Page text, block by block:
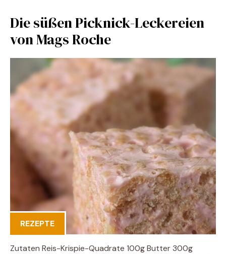
Die süßen Picknick-Leckereien
von Mags Roche
REZEPTE
Zutaten Reis-Krispie-Quadrate 100g Butter 300g